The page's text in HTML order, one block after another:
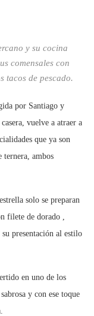
y su cocina
comensales con
tacos de pescado.
por Santiago y
vuelve a atraer a
que ya son
ternera, ambos
solo se preparan
filete de dorado ,
presentación al estilo
en uno de los
y con ese toque